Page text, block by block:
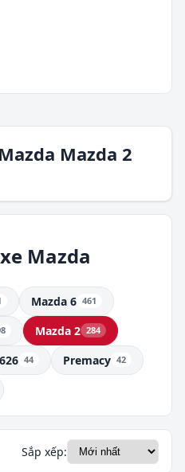
Mazda 2
Mazda
Mazda 6 461
Mazda 2 284
626 44 Premacy 42
Sắp xếp: